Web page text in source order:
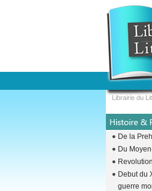
De la
Du
Debut du
guerre
Librairie du